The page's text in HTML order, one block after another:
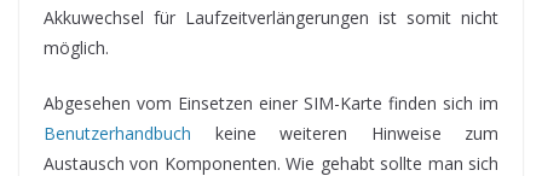
Akkuwechsel für Laufzeitverlängerungen ist somit nicht
möglich.
Abgesehen vom Einsetzen einer SIM-Karte finden sich im
Benutzerhandbuch keine weiteren Hinweise zum
Austausch von Komponenten. Wie gehabt sollte man sich